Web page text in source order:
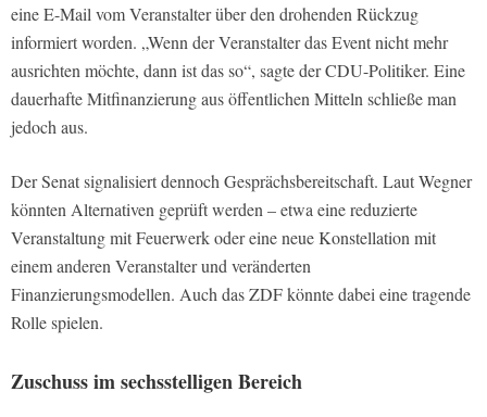
eine E-Mail vom Veranstalter über den drohenden Rückzug
informiert worden. „Wenn der Veranstalter das Event nicht mehr
ausrichten möchte, dann ist das so“, sagte der CDU-Politiker. Eine
dauerhafte Mitfinanzierung aus öffentlichen Mitteln schließe man
jedoch aus.
Der Senat signalisiert dennoch Gesprächsbereitschaft. Laut Wegner
könnten Alternativen geprüft werden – etwa eine reduzierte
Veranstaltung mit Feuerwerk oder eine neue Konstellation mit
einem anderen Veranstalter und veränderten
Finanzierungsmodellen. Auch das ZDF könnte dabei eine tragende
Rolle spielen.
Zuschuss im sechsstelligen Bereich